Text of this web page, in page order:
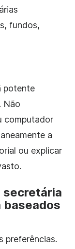
fundos,
potente
. Não
computador
a
ou explicar
secretária
baseados
preferências.